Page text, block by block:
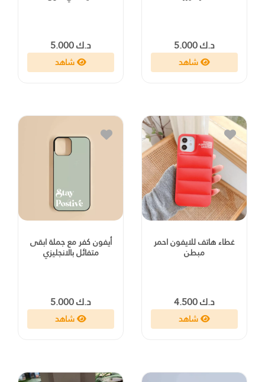
د.ك 5.000
شاهد
د.ك 5.000
شاهد
غطاء هاتف للايفون احمر
مبطن
د.ك 4.500
شاهد
أيفون كفر مع جملة ابقى
متفائل بالانجليزي
د.ك 5.000
شاهد